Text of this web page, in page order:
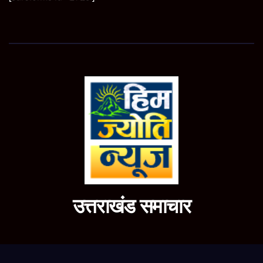
उत्तराखंड समाचार